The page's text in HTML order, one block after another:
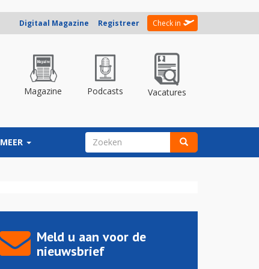
Digitaal Magazine Registreer Check in
Magazine Podcasts Vacatures
MEER ZOEKVELD
Meld u aan voor de
nieuwsbrief